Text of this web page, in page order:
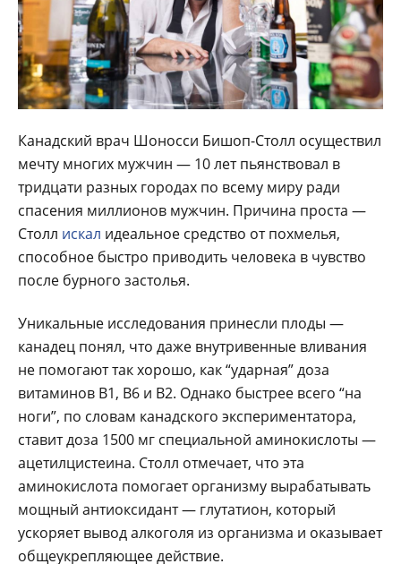
Канадский врач Шоносси Бишоп-Столл осуществил
мечту многих мужчин — 10 лет пьянствовал в
тридцати разных городах по всему миру ради
спасения миллионов мужчин. Причина проста —
Столл искал идеальное средство от похмелья,
способное быстро приводить человека в чувство
после бурного застолья.
Уникальные исследования принесли плоды —
канадец понял, что даже внутривенные вливания
не помогают так хорошо, как “ударная” доза
витаминов B1, B6 и B2. Однако быстрее всего “на
ноги”, по словам канадского экспериментатора,
ставит доза 1500 мг специальной аминокислоты —
ацетилцистеина. Столл отмечает, что эта
аминокислота помогает организму вырабатывать
мощный антиоксидант — глутатион, который
ускоряет вывод алкоголя из организма и оказывает
общеукрепляющее действие.